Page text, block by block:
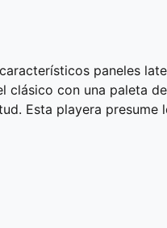
paneles
clásico con una paleta
Esta playera presume